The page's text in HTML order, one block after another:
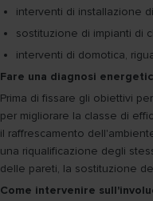
interventi di installazione
sostituzione di impianti di
interventi di domotica,
Fare una diagnosi
Prima di fissare gli obiettivi
per migliorare la classe di
il raffrescamento
una riqualificazione degli
delle pareti, la sostituzione
Come intervenire